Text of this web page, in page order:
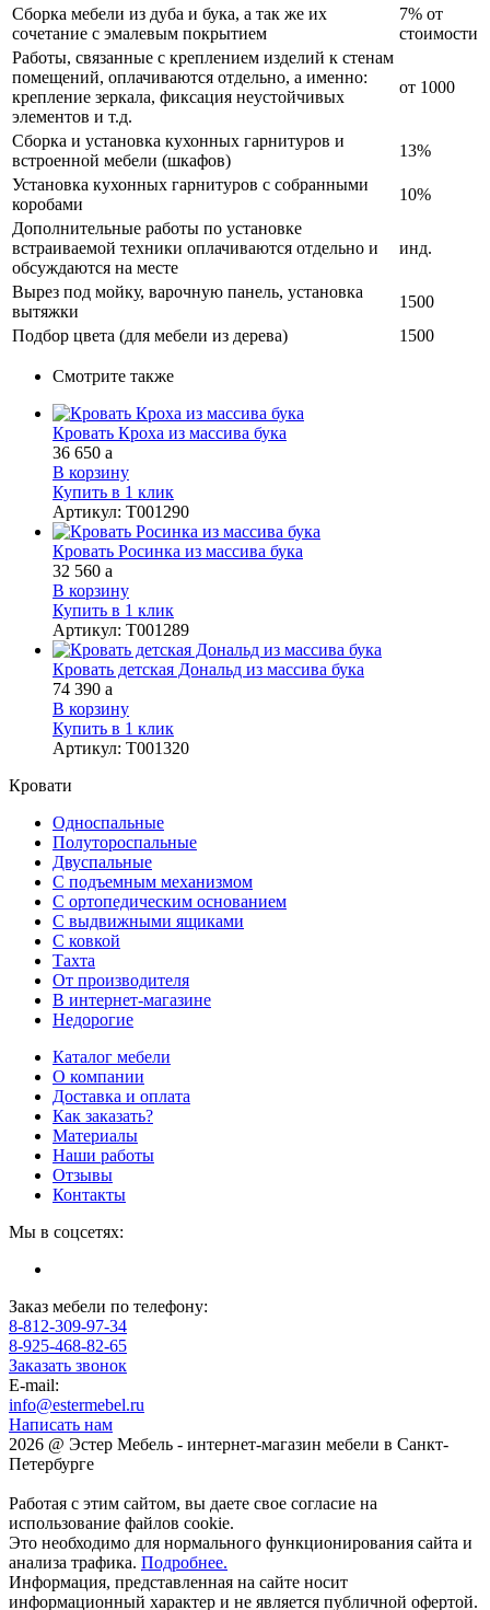
Сборка мебели из дуба и бука, а так же их
сочетание с эмалевым покрытием
7% от
стоимости
Работы, связанные с креплением изделий к стенам
помещений, оплачиваются отдельно, а именно:
крепление зеркала, фиксация неустойчивых
элементов и т.д.
от 1000
Сборка и установка кухонных гарнитуров и
встроенной мебели (шкафов)
13%
Установка кухонных гарнитуров с собранными
коробами
10%
Дополнительные работы по установке
встраиваемой техники оплачиваются отдельно и
обсуждаются на месте
инд.
Вырез под мойку, варочную панель, установка
вытяжки
1500
Подбор цвета (для мебели из дерева)
1500
Смотрите также
Кровать Кроха из массива бука
36 650 a
В корзину
Купить в 1 клик
Артикул: Т001290
Кровать Росинка из массива бука
32 560 a
В корзину
Купить в 1 клик
Артикул: Т001289
Кровать детская Дональд из массива бука
74 390 a
В корзину
Купить в 1 клик
Артикул: Т001320
Кровати
Односпальные
Полутороспальные
Двуспальные
С подъемным механизмом
С ортопедическим основанием
С выдвижными ящиками
С ковкой
Тахта
От производителя
В интернет-магазине
Недорогие
Каталог мебели
О компании
Доставка и оплата
Как заказать?
Материалы
Наши работы
Отзывы
Контакты
Мы в соцсетях:
Заказ мебели по телефону:
8-812-309-97-34
8-925-468-82-65
Заказать звонок
E-mail:
info@estermebel.ru
Написать нам
2026 @ Эстер Мебель - интернет-магазин мебели в Санкт-
Петербурге
Работая с этим сайтом, вы даете свое согласие на
использование файлов cookie.
Это необходимо для нормального функционирования сайта и
анализа трафика. Подробнее.
Информация, представленная на сайте носит
информационный характер и не является публичной офертой.